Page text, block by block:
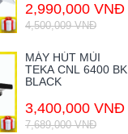
2,990,000 VNĐ
4,500,009 VNĐ
MÁY HÚT MÙI
TEKA CNL 6400 BK
BLACK
3,400,000 VNĐ
7,689,000 VNĐ